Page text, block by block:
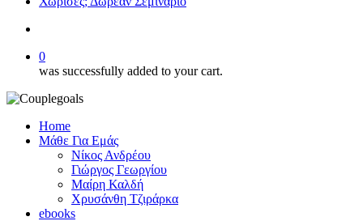
0
was successfully added to your cart.
Home
Μάθε Για Εμάς
Νίκος Ανδρέου
Γιώργος Γεωργίου
Μαίρη Καλδή
Χρυσάνθη Τζιράρκα
ebooks